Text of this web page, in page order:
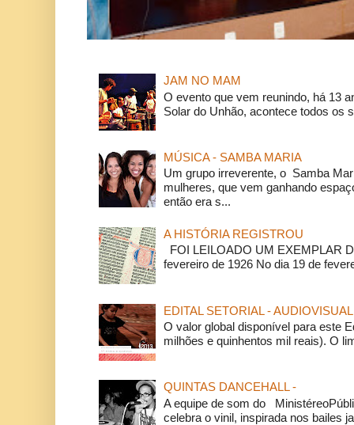
JAM NO MAM
O evento que vem reunindo, há 13
Solar do Unhão, acontece todos os
MÚSICA - SAMBA MARIA
Um grupo irreverente, o Samba
mulheres, que vem ganhando
então era s...
A HISTÓRIA REGISTROU
FOI LEILOADO UM EXEMPLAR
fevereiro de 1926 No dia 19 de
EDITAL SETORIAL - AUDIOVISUAL
O valor global disponível para este
milhões e quinhentos mil reais). O
QUINTAS DANCEHALL -
A equipe de som do
celebra o vinil, inspirada nos bailes